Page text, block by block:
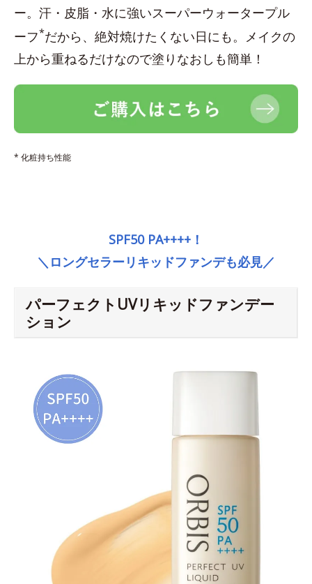
ー。汗・皮脂・水に強いスーパーウォータープル
ーフ*だから、絶対焼けたくない日にも。メイクの
上から重ねるだけなので塗りなおしも簡単！
* 化粧持ち性能
SPF50 PA++++！
＼ロングセラーリキッドファンデも必見／
パーフェクトUVリキッドファンデー
ション